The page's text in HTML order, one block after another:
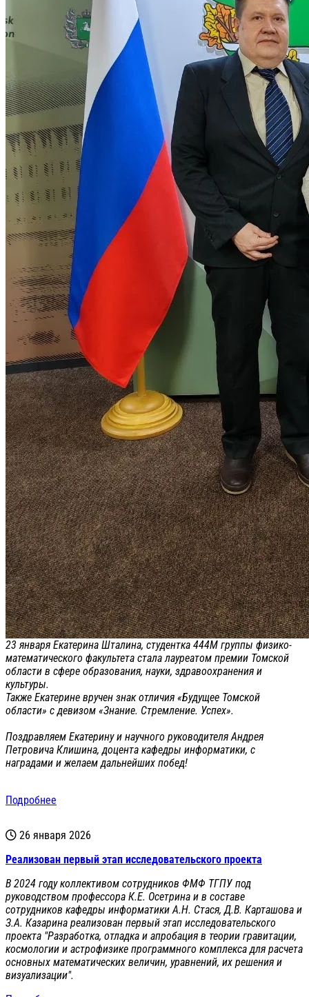
23 января Екатерина Шталина, студентка 444М группы физико-
математического факультета стала лауреатом премии Томской
области в сфере образования, науки, здравоохранения и
культуры.
Также Екатерине вручен знак отличия «Будущее Томской
области» с девизом «Знание. Стремление. Успех».
Поздравляем Екатерину и научного руководителя Андрея
Петровича Клишина, доцента кафедры информатики, с
наградами и желаем дальнейших побед!
Подробнее
26 января 2026
Реализован первый этап исследовательского проекта
В 2024 году коллективом сотрудников ФМФ ТГПУ под
руководством профессора К.Е. Осетрина и в составе
сотрудников кафедры информатики А.Н. Стася, Д.В. Карташова и
З.А. Казарина реализован первый этап исследовательского
проекта "Разработка, отладка и апробация в теории гравитации,
космологии и астрофизике программного комплекса для расчета
основных математических величин, уравнений, их решения и
визуализации".